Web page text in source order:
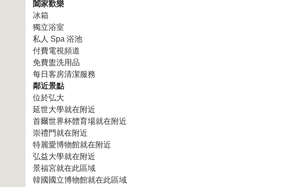
闔家歡樂
冰箱
獨立浴室
私人 Spa 浴池
付費電視頻道
免費盥洗用品
每日客房清潔服務
鄰近景點
位於弘大
延世大學就在附近
首爾世界杯體育場就在附近
崇禮門就在附近
特麗愛博物館就在附近
弘益大學就在附近
景福宮就在此區域
韓國國立博物館就在此區域